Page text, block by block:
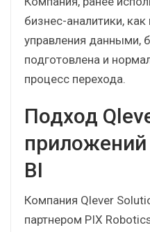
Разработанные ранее
частично заменяют
команды внедрения
процесс тестирования
Компания, ранее
бизнес-аналитики,
управления данными,
подготовлена и
Подход